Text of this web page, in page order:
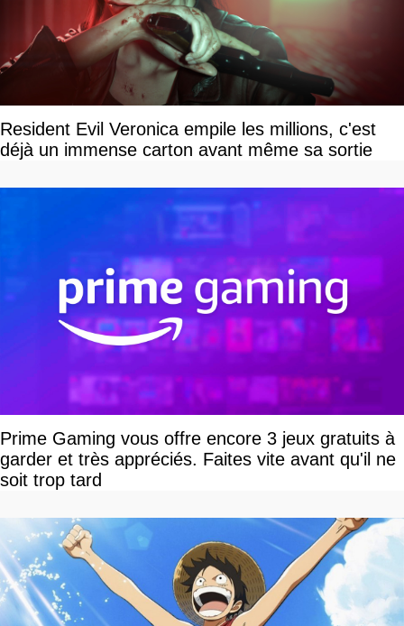
Resident Evil Veronica empile les millions, c'est
déjà un immense carton avant même sa sortie
Prime Gaming vous offre encore 3 jeux gratuits à
garder et très appréciés. Faites vite avant qu'il ne
soit trop tard